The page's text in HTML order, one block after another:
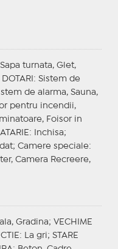
turnata, Glet,
DOTARI : Sistem de
de alarma, Sauna,
pentru incendii,
Foisor in
: Inchisa;
Camere speciale:
Camera Recreere,
Gradina; VECHIME
: La gri; STARE